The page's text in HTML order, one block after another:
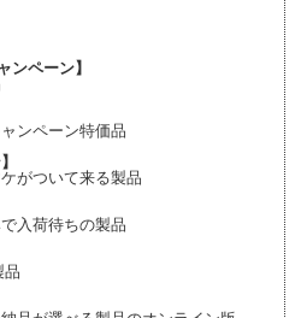
ンペーン】
ンペーン特価品
がついて来る製品
入荷待ちの製品
品